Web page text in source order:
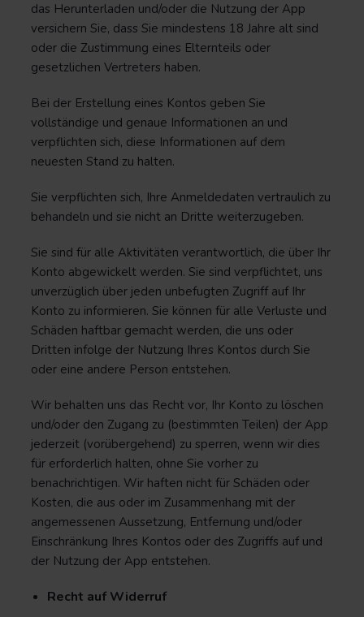
das Herunterladen und/oder die Nutzung der App
versichern Sie, dass Sie mindestens 18 Jahre alt sind
oder die Zustimmung eines Elternteils oder
gesetzlichen Vertreters haben.
Bei der Erstellung eines Kontos geben Sie
vollständige und genaue Informationen an und
verpflichten sich, diese Informationen auf dem
neuesten Stand zu halten.
Sie verpflichten sich, Ihre Anmeldedaten vertraulich zu
behandeln und sie nicht an Dritte weiterzugeben.
Sie sind für alle Aktivitäten verantwortlich, die über Ihr
Konto abgewickelt werden. Sie sind verpflichtet, uns
unverzüglich über jeden unbefugten Zugriff auf Ihr
Konto zu informieren. Sie können für alle Verluste und
Schäden haftbar gemacht werden, die uns oder
Dritten infolge der Nutzung Ihres Kontos durch Sie
oder eine andere Person entstehen.
Wir behalten uns das Recht vor, Ihr Konto zu löschen
und/oder den Zugang zu (bestimmten Teilen) der App
jederzeit (vorübergehend) zu sperren, wenn wir dies
für erforderlich halten, ohne Sie vorher zu
benachrichtigen. Wir haften nicht für Schäden oder
Kosten, die aus oder im Zusammenhang mit der
angemessenen Aussetzung, Entfernung und/oder
Einschränkung Ihres Kontos oder des Zugriffs auf und
der Nutzung der App entstehen.
Recht auf Widerruf